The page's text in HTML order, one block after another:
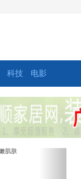
科技 电影